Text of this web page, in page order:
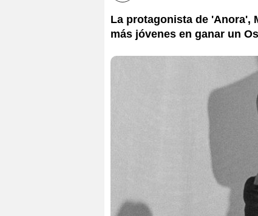
La protagonista de 'Anora',
más jóvenes en ganar un